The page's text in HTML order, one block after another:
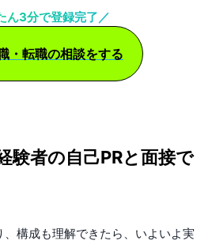
ん3分で登録完了／
・転職の相談をする
経験者の自己PRと面接で
、構成も理解できたら、いよいよ実